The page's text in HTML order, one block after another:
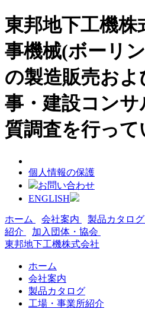
東邦地下工機株
事機械(ボーリ
の製造販売およ
事・建設コン
質調査を行って
個人情報の保護
お問い合わせ
ENGLISH
ホーム 会社案内 製品カタログ
紹介
加入団体・協会
東邦地下工機株式会社
ホーム
会社案内
製品カタログ
工場・事業所紹介